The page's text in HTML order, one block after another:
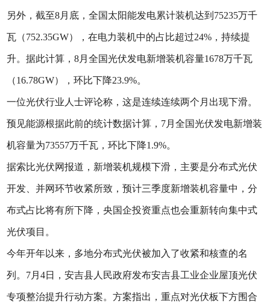
另外，截至8月底，全国太阳能发电累计装机达到75235万千
瓦（752.35GW），在电力装机中的占比超过24%，持续提
升。据此计算，8月全国光伏发电新增装机容量1678万千瓦
（16.78GW），环比下降23.9%。
一位光伏行业人士评论称，这是连续连续两个月出现下滑。
预见能源根据此前的统计数据计算，7月全国光伏发电新增装
机容量为73557万千瓦，环比下降1.9%。
据索比光伏网报道，新增装机规模下滑，主要是分布式光伏
开发、并网环节收紧所致，预计三季度新增装机容量中，分
布式占比将有所下降，央国企投资重点也会重新转向集中式
光伏项目。
今年开年以来，多地分布式光伏被加入了收紧和核查的名
列。7月4日，安吉县人民政府发布安吉县工业企业屋顶光伏
专项整治提升行动方案。方案指出，重点对光伏板下方围合